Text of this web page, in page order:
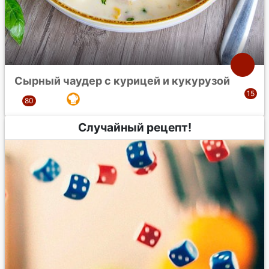
Сырный чаудер с курицей и кукурузой
Случайный рецепт!